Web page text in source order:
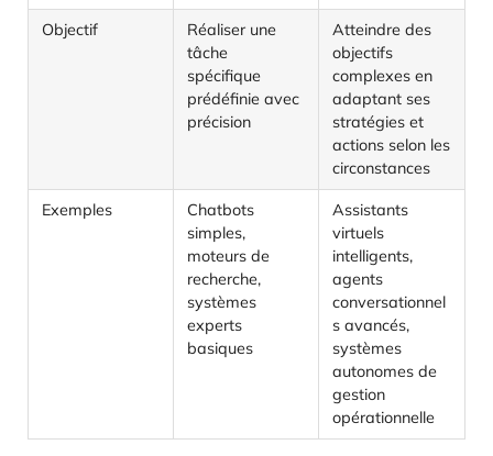
Objectif
Réaliser une
tâche
spécifique
prédéfinie avec
précision
Atteindre des
objectifs
complexes en
adaptant ses
stratégies et
actions selon les
circonstances
Exemples
Chatbots
simples,
moteurs de
recherche,
systèmes
experts
basiques
Assistants
virtuels
intelligents,
agents
conversationnel
s avancés,
systèmes
autonomes de
gestion
opérationnelle